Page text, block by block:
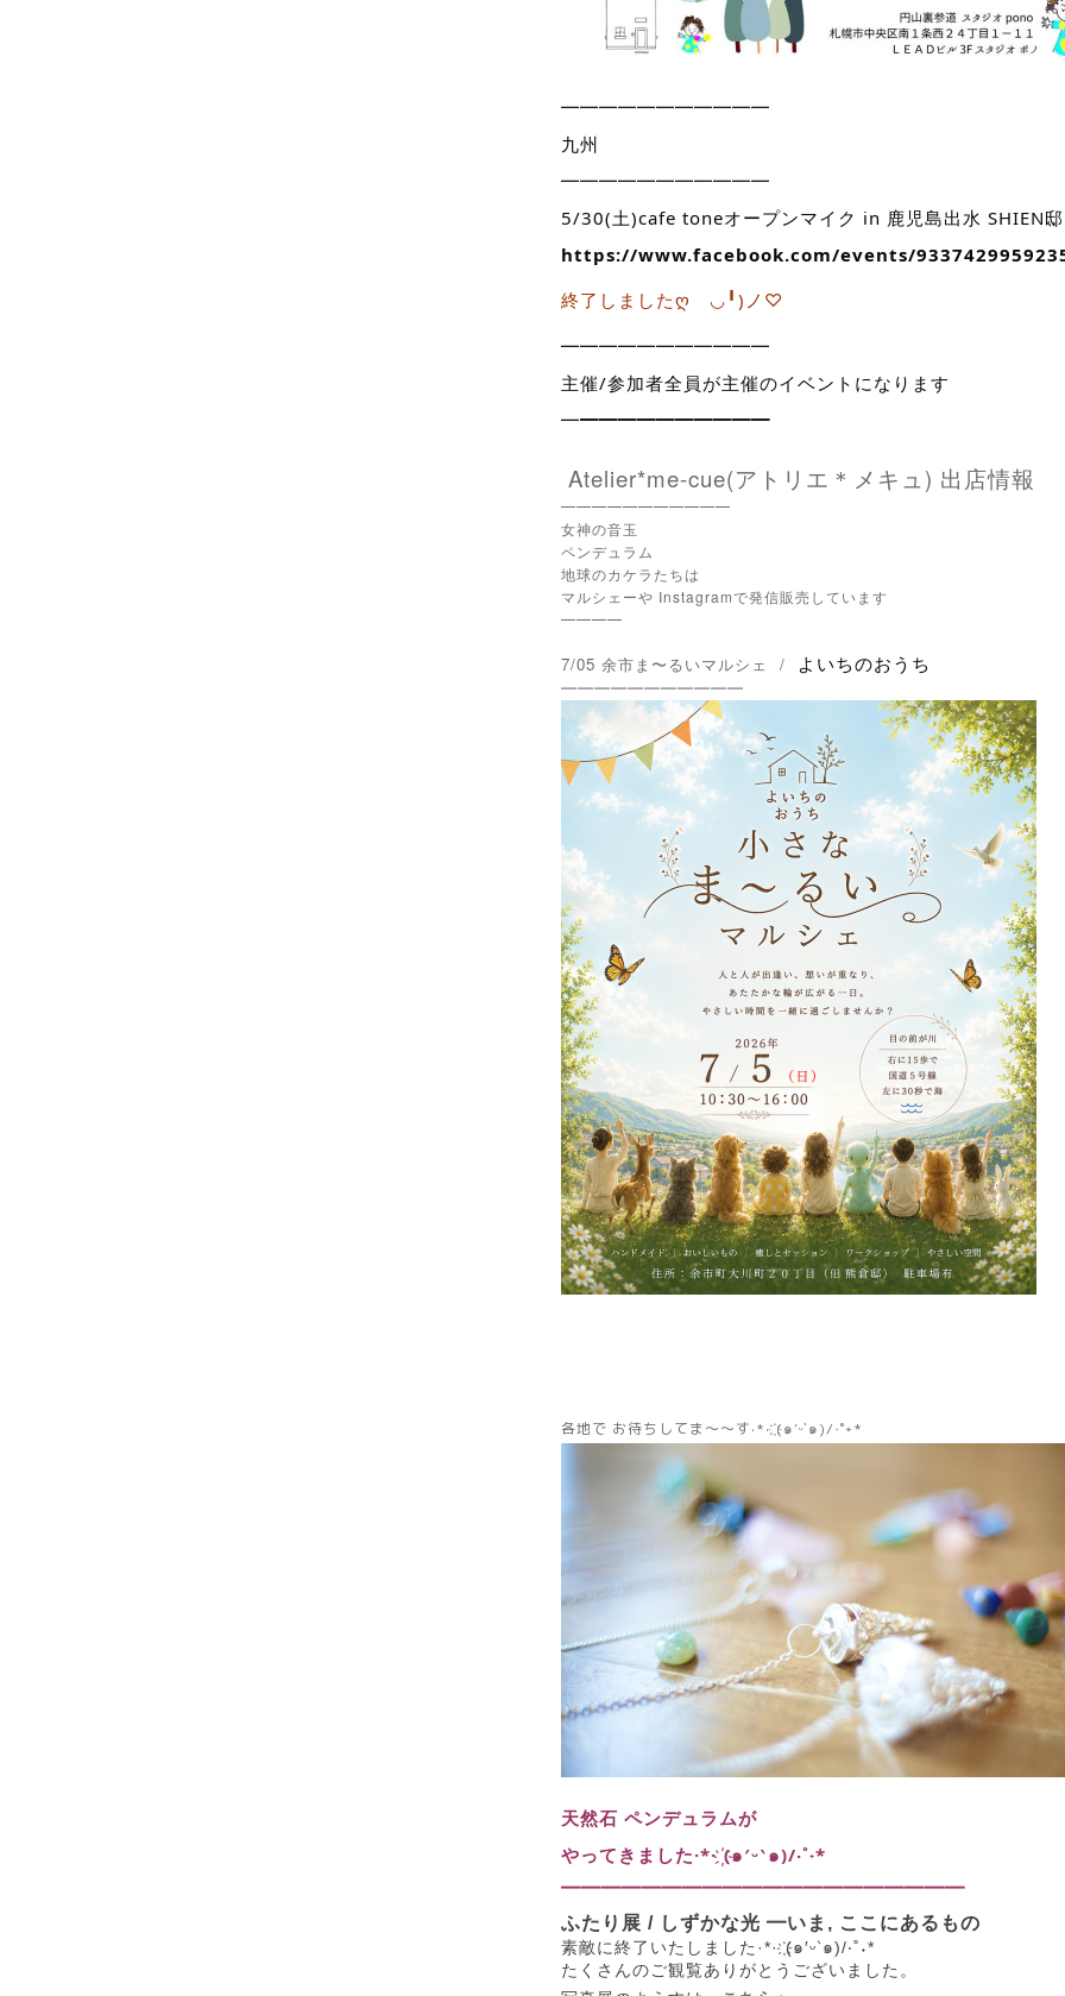
━━━━━━━━━━━
九州
━━━━━━━━━━━
5/30(土)cafe toneオープンマイク in 鹿児島出水 SHIEN邸
https://www.facebook.com/events/
終了しましたღゝ◡╹)ノ♡
━━━━━━━━━━━
主催/参加者全員が主催のイベントになります
━━━━━━━━━━━
Atelier*me-cue(アトリエ＊メキュ) 出店情報
━━━━━━━━━━━
女神の音玉
ペンデュラム
地球のカケラたちは
マルシェーや Instagramで発信販売しています
━━━━
7/05 余市ま〜るいマルシェ / よいちのおうち
━━━━━━━━━━━
各地で お待ちしてま〜〜す·*· ҉(๑′ᵕ‵๑)/‧˚︎˖*
天然石 ペンデュラムが
やってきました·*· ҉(๑′ᵕ‵๑)/‧˚︎˖*
━━━━━━━━━━━━━━━━━━━━
ふたり展 / しずかな光 ━いま, ここにあるもの
素敵に終了いたしました·*· ҉(๑′ᵕ‵๑)/‧˚︎˖*
たくさんのご観覧ありがとうございました。